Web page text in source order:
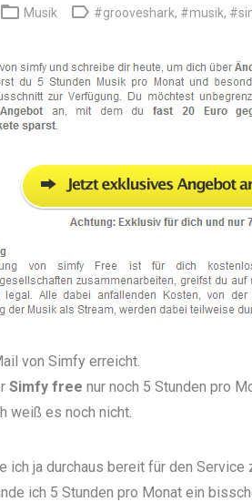
 Musik  #grooveshark, #musik,
von Simfy erreicht.
Simfy free nur noch 5 Stunden pro
weiß es noch nicht.
ich ja durchaus bereit für den Service
ich 5 Stunden pro Monat ein